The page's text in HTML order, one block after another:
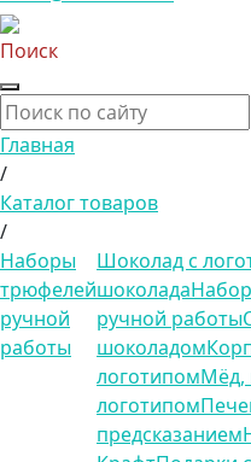
Поиск
Главная
/
Каталог товаров
/
Наборы
трюфелей
ручной
работы
Шоколад с
шоколада
ручной работы
шоколадом
логотипомМёд,
логотипом
предсказанием